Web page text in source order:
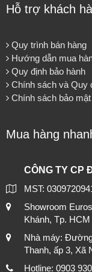
Hỗ trợ khách
Quy trình bán hàng
Hướng dẫn mua
Quy định bảo hành
Chính sách và Quy
Chính sách bảo
Mua hàng
CÔNG TY CP
MST:
Showroom
Khánh, Tp. HCM
Nhà máy:
Thanh, ấp 3, Xã
Hotline: 0903